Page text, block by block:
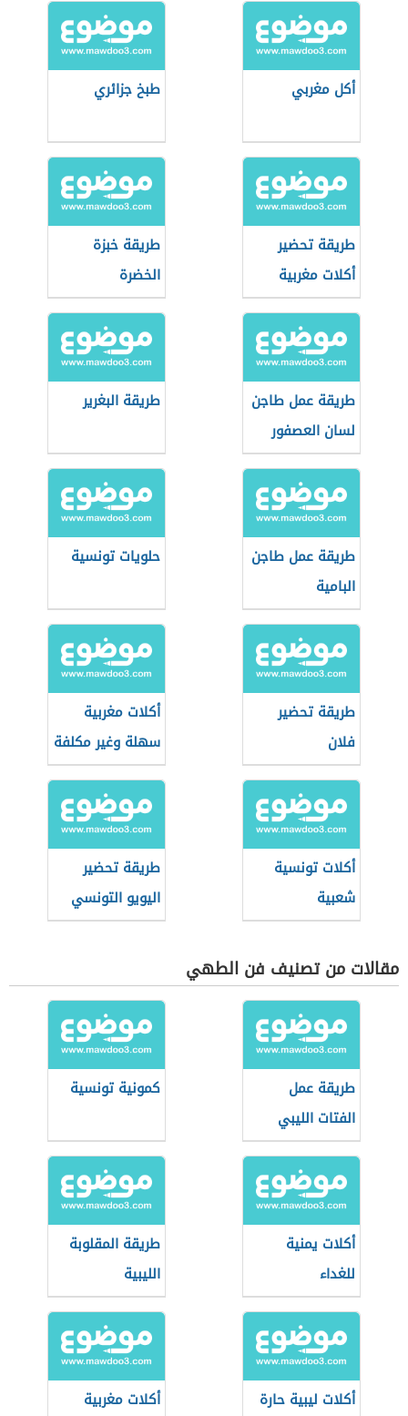
أكل مغربي طبخ جزائري
طريقة تحضير
أكلات مغربية
شعبية
طريقة خبزة
الخضرة
طريقة عمل طاجن
لسان العصفور
طريقة البغرير
طريقة عمل طاجن
البامية
حلويات تونسية
طريقة تحضير
فلان
أكلات مغربية
سهلة وغير مكلفة
أكلات تونسية
شعبية
طريقة تحضير
اليويو التونسي
مقالات من تصنيف فن الطهي
طريقة عمل
الفتات الليبي
كمونية تونسية
أكلات يمنية
للغداء
طريقة المقلوبة
الليبية
أكلات ليبية حارة
أكلات مغربية